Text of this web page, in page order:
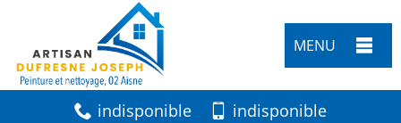
MENU
indisponible indisponible